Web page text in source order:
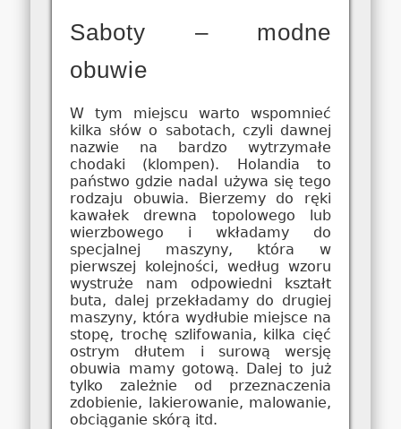
Saboty – modne
obuwie
W tym miejscu warto wspomnieć
kilka słów o sabotach, czyli dawnej
nazwie na bardzo wytrzymałe
chodaki (klompen). Holandia to
państwo gdzie nadal używa się tego
rodzaju obuwia. Bierzemy do ręki
kawałek drewna topolowego lub
wierzbowego i wkładamy do
specjalnej maszyny, która w
pierwszej kolejności, według wzoru
wystruże nam odpowiedni kształt
buta, dalej przekładamy do drugiej
maszyny, która wydłubie miejsce na
stopę, trochę szlifowania, kilka cięć
ostrym dłutem i surową wersję
obuwia mamy gotową. Dalej to już
tylko zależnie od przeznaczenia
zdobienie, lakierowanie, malowanie,
obciąganie skórą itd.